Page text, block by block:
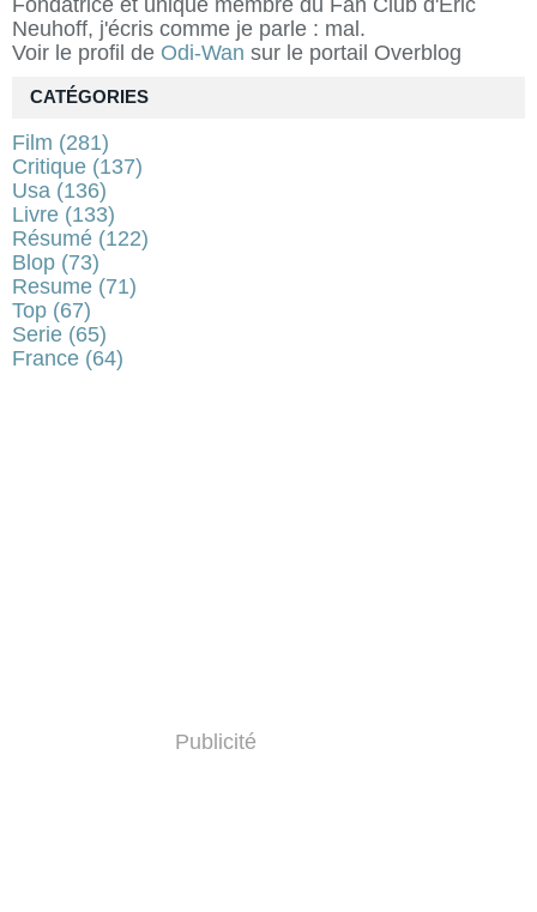
Fondatrice et unique membre du Fan Club d'Eric
Neuhoff, j'écris comme je parle : mal.
Voir le profil de Odi-Wan sur le portail Overblog
CATÉGORIES
Film (281)
Critique (137)
Usa (136)
Livre (133)
Résumé (122)
Blop (73)
Resume (71)
Top (67)
Serie (65)
France (64)
Publicité